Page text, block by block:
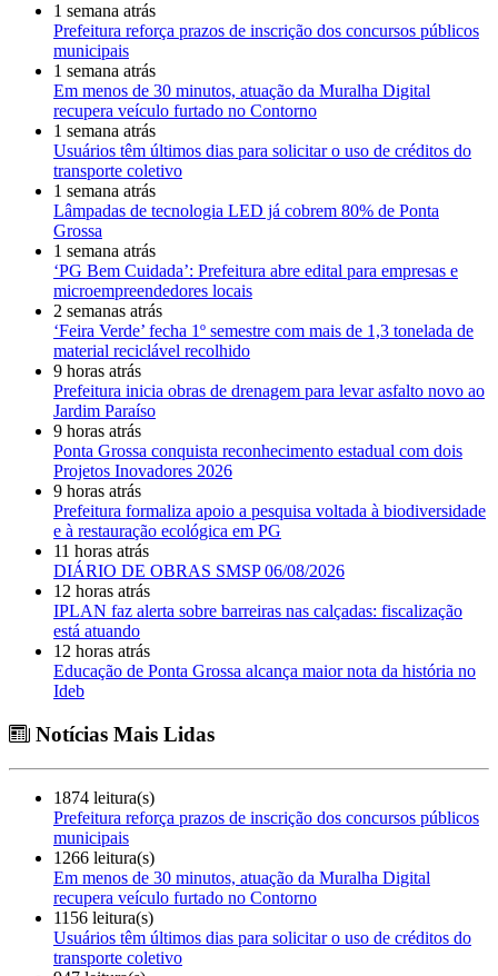
1 semana atrás
Prefeitura reforça prazos de inscrição dos concursos públicos
municipais
1 semana atrás
Em menos de 30 minutos, atuação da Muralha Digital
recupera veículo furtado no Contorno
1 semana atrás
Usuários têm últimos dias para solicitar o uso de créditos do
transporte coletivo
1 semana atrás
Lâmpadas de tecnologia LED já cobrem 80% de Ponta
Grossa
1 semana atrás
‘PG Bem Cuidada’: Prefeitura abre edital para empresas e
microempreendedores locais
2 semanas atrás
‘Feira Verde’ fecha 1º semestre com mais de 1,3 tonelada de
material reciclável recolhido
9 horas atrás
Prefeitura inicia obras de drenagem para levar asfalto novo ao
Jardim Paraíso
9 horas atrás
Ponta Grossa conquista reconhecimento estadual com dois
Projetos Inovadores 2026
9 horas atrás
Prefeitura formaliza apoio a pesquisa voltada à biodiversidade
e à restauração ecológica em PG
11 horas atrás
DIÁRIO DE OBRAS SMSP 06/08/2026
12 horas atrás
IPLAN faz alerta sobre barreiras nas calçadas: fiscalização
está atuando
12 horas atrás
Educação de Ponta Grossa alcança maior nota da história no
Ideb
Notícias Mais Lidas
1874 leitura(s)
Prefeitura reforça prazos de inscrição dos concursos públicos
municipais
1266 leitura(s)
Em menos de 30 minutos, atuação da Muralha Digital
recupera veículo furtado no Contorno
1156 leitura(s)
Usuários têm últimos dias para solicitar o uso de créditos do
transporte coletivo